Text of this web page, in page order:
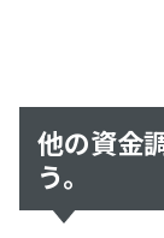
他の資金
う。